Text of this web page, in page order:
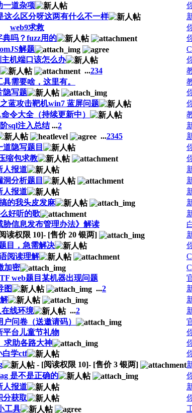
一道杂项
么区分呀这两有什么不一样
web9求救
吗？fuzz用的
解题
机端口该怎么办
...234
需要啥，这里有。
隐写题
蓝攻击靶机win7 蓝屏问题
令大全（持续更新中）
sql注入总结...2
...2345
道隐写题目
缩包求教
人报道
分析题目
人报道
的我头皮发麻
好听的歌
胁信息发布管理办法》解读
读权限 10]- [售价20银两]
目，急需解决
阅读理解
加密
web题目某机器出现问题
图
...2
线环境
...2
问卷（送邀请码）
平台儿童节礼物
求助各路大神
白学ctf
- [阅读权限 10]- [售价3银两]
是不是正确的
人报道
分获取
工具